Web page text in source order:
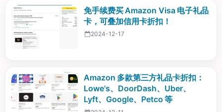
免手续费买 Amazon Visa 电子礼品
卡，可叠加信用卡折扣！
2024-12-17
Amazon 多款第三方礼品卡折扣：
Lowe's、DoorDash、Uber、
Lyft、Google、Petco 等